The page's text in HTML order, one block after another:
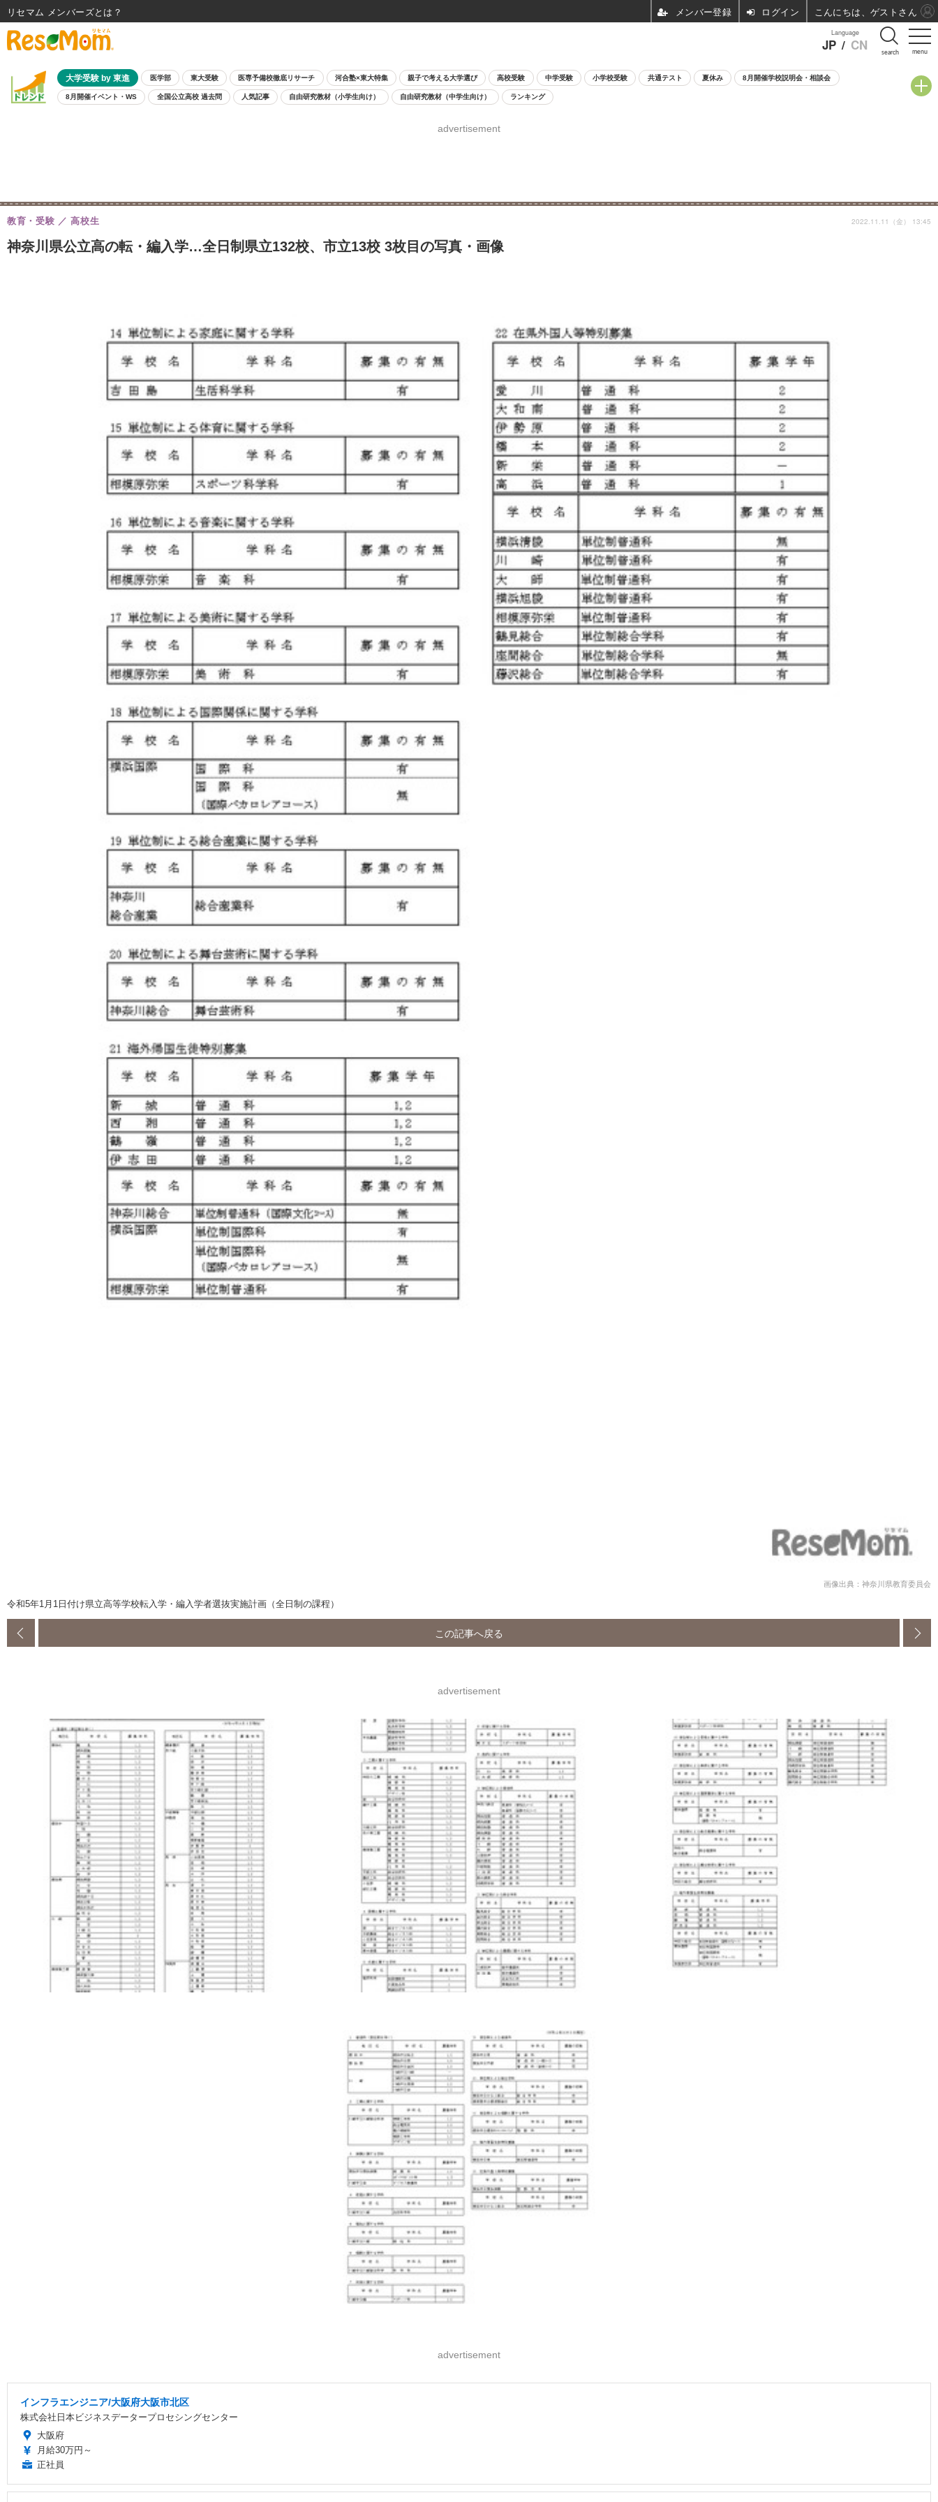
menu
Language
JP / CN search
大学受験 by 東進 医学部 東大受験 医専予備校徹底リサーチ 河合塾×東大特集 親子で考える大学選び 高校受験 中学受験 小学校受験 共通テスト 夏休み 8月開催学校説明会・相談会
8月開催イベント・WS 全国公立高校 過去問 人気記事 自由研究教材（小学生向け） 自由研究教材（中学生向け） ランキング
advertisement
神奈川県公立高の転・編入学…全日制県立132校、市立13校 3枚目の写真・画像
教育・受験 高校生 2022.11.11（金） 13:45
画像出典：神奈川県教育委員会
令和5年1月1日付け県立高等学校転入学・編入学者選抜実施計画（全日制の課程）
この記事へ戻る
advertisement
advertisement
インフラエンジニア/大阪府大阪市北区
株式会社日本ビジネスデータープロセシングセンター
大阪府
月給30万円～
正社員
リセマム メンバーズ ログイン こんにちは、ゲストさん